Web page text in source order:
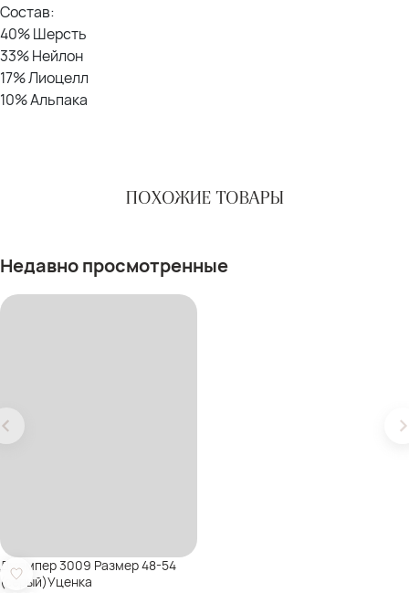
Состав:
40% Шерсть
33% Нейлон
17% Лиоцелл
10% Альпака
ПОХОЖИЕ ТОВАРЫ
Недавно просмотренные
Джемпер 3009 Размер 48-54
(серый)Уценка